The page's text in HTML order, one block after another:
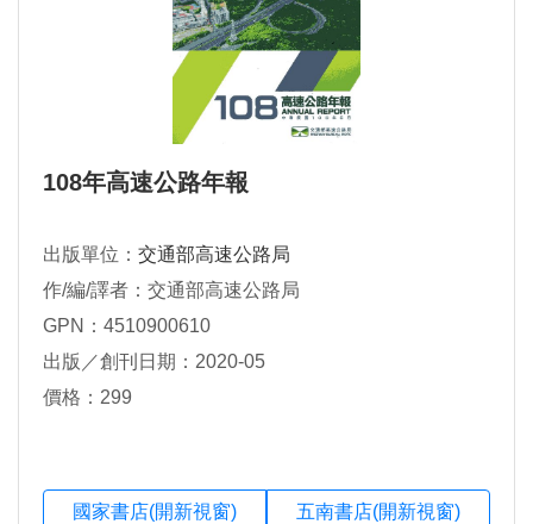
108年高速公路年報
出版單位： 交通部高速公路局
作/編/譯者：交通部高速公路局
GPN：4510900610
出版／創刊日期：2020-05
價格：299
國家書店(開新視窗) 五南書店(開新視窗)